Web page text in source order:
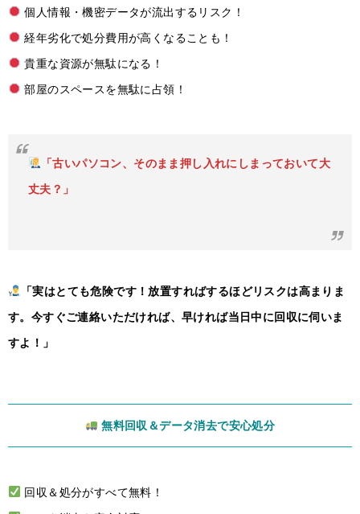
個人情報・機密データが流出するリスク！
経年劣化で処分費用が高くなることも！
貴重な資源が無駄になる！
部屋のスペースを無駄に占領！
「古いパソコン、そのまま押し入れにしまっておいて大
丈夫？」
「実はとても危険です！放置すればするほどリスクは高まりま
す。今すぐご連絡いただければ、早ければ当日中に回収に伺いま
すよ！」
無料回収＆データ消去で安心処分
回収＆処分がすべて無料！